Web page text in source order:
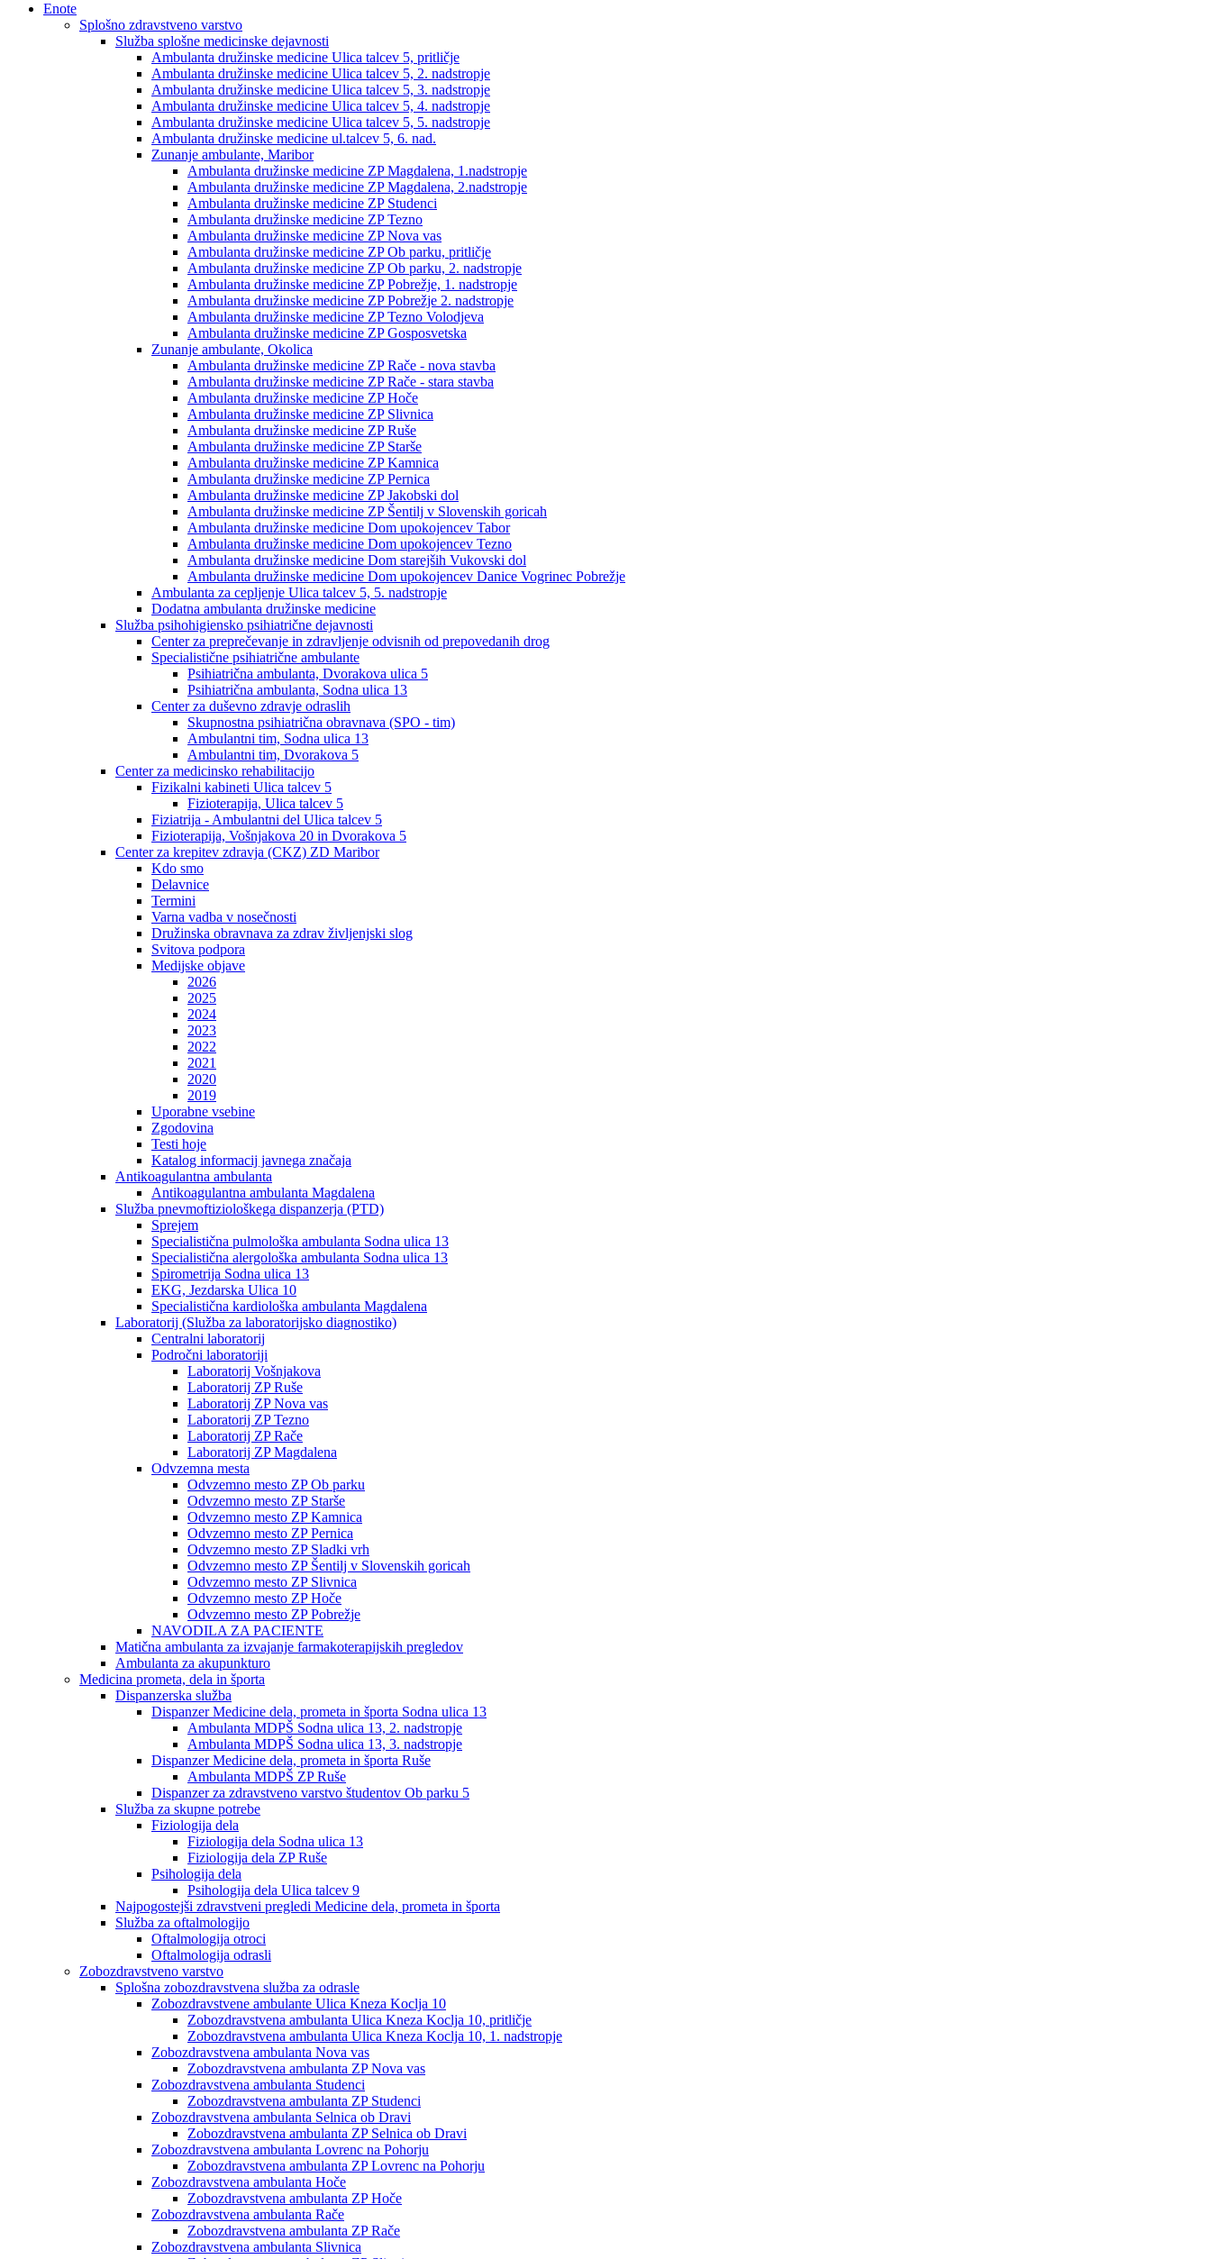
Enote
Splošno zdravstveno varstvo
Služba splošne medicinske dejavnosti
Ambulanta družinske medicine Ulica talcev 5, pritličje
Ambulanta družinske medicine Ulica talcev 5, 2. nadstropje
Ambulanta družinske medicine Ulica talcev 5, 3. nadstropje
Ambulanta družinske medicine Ulica talcev 5, 4. nadstropje
Ambulanta družinske medicine Ulica talcev 5, 5. nadstropje
Ambulanta družinske medicine ul.talcev 5, 6. nad.
Zunanje ambulante, Maribor
Ambulanta družinske medicine ZP Magdalena, 1.nadstropje
Ambulanta družinske medicine ZP Magdalena, 2.nadstropje
Ambulanta družinske medicine ZP Studenci
Ambulanta družinske medicine ZP Tezno
Ambulanta družinske medicine ZP Nova vas
Ambulanta družinske medicine ZP Ob parku, pritličje
Ambulanta družinske medicine ZP Ob parku, 2. nadstropje
Ambulanta družinske medicine ZP Pobrežje, 1. nadstropje
Ambulanta družinske medicine ZP Pobrežje 2. nadstropje
Ambulanta družinske medicine ZP Tezno Volodjeva
Ambulanta družinske medicine ZP Gosposvetska
Zunanje ambulante, Okolica
Ambulanta družinske medicine ZP Rače - nova stavba
Ambulanta družinske medicine ZP Rače - stara stavba
Ambulanta družinske medicine ZP Hoče
Ambulanta družinske medicine ZP Slivnica
Ambulanta družinske medicine ZP Ruše
Ambulanta družinske medicine ZP Starše
Ambulanta družinske medicine ZP Kamnica
Ambulanta družinske medicine ZP Pernica
Ambulanta družinske medicine ZP Jakobski dol
Ambulanta družinske medicine ZP Šentilj v Slovenskih goricah
Ambulanta družinske medicine Dom upokojencev Tabor
Ambulanta družinske medicine Dom upokojencev Tezno
Ambulanta družinske medicine Dom starejših Vukovski dol
Ambulanta družinske medicine Dom upokojencev Danice Vogrinec Pobrežje
Ambulanta za cepljenje Ulica talcev 5, 5. nadstropje
Dodatna ambulanta družinske medicine
Služba psihohigiensko psihiatrične dejavnosti
Center za preprečevanje in zdravljenje odvisnih od prepovedanih drog
Specialistične psihiatrične ambulante
Psihiatrična ambulanta, Dvorakova ulica 5
Psihiatrična ambulanta, Sodna ulica 13
Center za duševno zdravje odraslih
Skupnostna psihiatrična obravnava (SPO - tim)
Ambulantni tim, Sodna ulica 13
Ambulantni tim, Dvorakova 5
Center za medicinsko rehabilitacijo
Fizikalni kabineti Ulica talcev 5
Fizioterapija, Ulica talcev 5
Fiziatrija - Ambulantni del Ulica talcev 5
Fizioterapija, Vošnjakova 20 in Dvorakova 5
Center za krepitev zdravja (CKZ) ZD Maribor
Kdo smo
Delavnice
Termini
Varna vadba v nosečnosti
Družinska obravnava za zdrav življenjski slog
Svitova podpora
Medijske objave
2026
2025
2024
2023
2022
2021
2020
2019
Uporabne vsebine
Zgodovina
Testi hoje
Katalog informacij javnega značaja
Antikoagulantna ambulanta
Antikoagulantna ambulanta Magdalena
Služba pnevmoftiziološkega dispanzerja (PTD)
Sprejem
Specialistična pulmološka ambulanta Sodna ulica 13
Specialistična alergološka ambulanta Sodna ulica 13
Spirometrija Sodna ulica 13
EKG, Jezdarska Ulica 10
Specialistična kardiološka ambulanta Magdalena
Laboratorij (Služba za laboratorijsko diagnostiko)
Centralni laboratorij
Področni laboratoriji
Laboratorij Vošnjakova
Laboratorij ZP Ruše
Laboratorij ZP Nova vas
Laboratorij ZP Tezno
Laboratorij ZP Rače
Laboratorij ZP Magdalena
Odvzemna mesta
Odvzemno mesto ZP Ob parku
Odvzemno mesto ZP Starše
Odvzemno mesto ZP Kamnica
Odvzemno mesto ZP Pernica
Odvzemno mesto ZP Sladki vrh
Odvzemno mesto ZP Šentilj v Slovenskih goricah
Odvzemno mesto ZP Slivnica
Odvzemno mesto ZP Hoče
Odvzemno mesto ZP Pobrežje
NAVODILA ZA PACIENTE
Matična ambulanta za izvajanje farmakoterapijskih pregledov
Ambulanta za akupunkturo
Medicina prometa, dela in športa
Dispanzerska služba
Dispanzer Medicine dela, prometa in športa Sodna ulica 13
Ambulanta MDPŠ Sodna ulica 13, 2. nadstropje
Ambulanta MDPŠ Sodna ulica 13, 3. nadstropje
Dispanzer Medicine dela, prometa in športa Ruše
Ambulanta MDPŠ ZP Ruše
Dispanzer za zdravstveno varstvo študentov Ob parku 5
Služba za skupne potrebe
Fiziologija dela
Fiziologija dela Sodna ulica 13
Fiziologija dela ZP Ruše
Psihologija dela
Psihologija dela Ulica talcev 9
Najpogostejši zdravstveni pregledi Medicine dela, prometa in športa
Služba za oftalmologijo
Oftalmologija otroci
Oftalmologija odrasli
Zobozdravstveno varstvo
Splošna zobozdravstvena služba za odrasle
Zobozdravstvene ambulante Ulica Kneza Koclja 10
Zobozdravstvena ambulanta Ulica Kneza Koclja 10, pritličje
Zobozdravstvena ambulanta Ulica Kneza Koclja 10, 1. nadstropje
Zobozdravstvena ambulanta Nova vas
Zobozdravstvena ambulanta ZP Nova vas
Zobozdravstvena ambulanta Studenci
Zobozdravstvena ambulanta ZP Studenci
Zobozdravstvena ambulanta Selnica ob Dravi
Zobozdravstvena ambulanta ZP Selnica ob Dravi
Zobozdravstvena ambulanta Lovrenc na Pohorju
Zobozdravstvena ambulanta ZP Lovrenc na Pohorju
Zobozdravstvena ambulanta Hoče
Zobozdravstvena ambulanta ZP Hoče
Zobozdravstvena ambulanta Rače
Zobozdravstvena ambulanta ZP Rače
Zobozdravstvena ambulanta Slivnica